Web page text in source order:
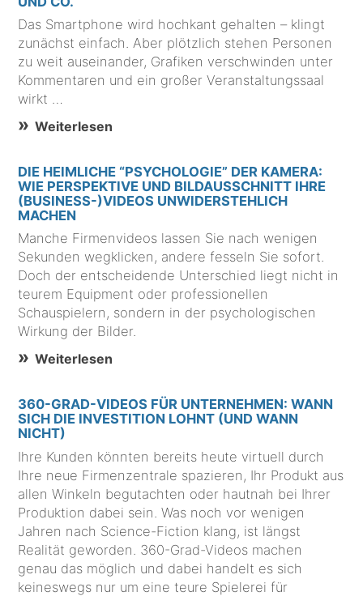
Das Smartphone wird hochkant gehalten – klingt
zunächst einfach. Aber plötzlich stehen Personen
zu weit auseinander, Grafiken verschwinden unter
Kommentaren und ein großer Veranstaltungssaal
wirkt …
Weiterlesen
DIE HEIMLICHE “PSYCHOLOGIE” DER KAMERA:
WIE PERSPEKTIVE UND BILDAUSSCHNITT IHRE
(BUSINESS-)VIDEOS UNWIDERSTEHLICH
MACHEN
Manche Firmenvideos lassen Sie nach wenigen
Sekunden wegklicken, andere fesseln Sie sofort.
Doch der entscheidende Unterschied liegt nicht in
teurem Equipment oder professionellen
Schauspielern, sondern in der psychologischen
Wirkung der Bilder.
Weiterlesen
360-GRAD-VIDEOS FÜR UNTERNEHMEN: WANN
SICH DIE INVESTITION LOHNT (UND WANN
NICHT)
Ihre Kunden könnten bereits heute virtuell durch
Ihre neue Firmenzentrale spazieren, Ihr Produkt aus
allen Winkeln begutachten oder hautnah bei Ihrer
Produktion dabei sein. Was noch vor wenigen
Jahren nach Science-Fiction klang, ist längst
Realität geworden. 360-Grad-Videos machen
genau das möglich und dabei handelt es sich
keineswegs nur um eine teure Spielerei für